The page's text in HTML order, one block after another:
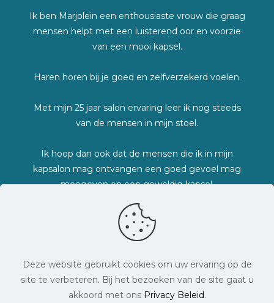
Ik ben Marjolein een enthousiaste vrouw die graag
mensen helpt met een luisterend oor en voorzie
van een mooi kapsel.
Haren horen bij je goed en zelfverzekerd voelen.
Met mijn 25 jaar salon ervaring leer ik nog steeds
van de mensen in mijn stoel.
Ik hoop dan ook dat de mensen die ik in mijn
kapsalon mag ontvangen een goed gevoel mag
meegeven en een geweldig kapsel.
Lieve groetjes Marjolein
© Bedrijfsnaam. Alle rechten voorbehouden. 2026 |
Deze website gebruikt cookies om uw ervaring op de
site te verbeteren. Bij het bezoeken van de site gaat u
akkoord met ons Privacy Beleid.